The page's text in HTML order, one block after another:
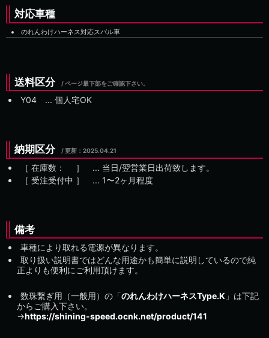
対応車種
のれんわけハーネス対応スバル車
送料区分 / ページ最下部をご確認下さい。
Y04 ... 個人宅OK
納期区分 / 更新：
［ 在庫数： ］ ... 当日/翌営業日出荷致します。
［ 受注受付中 ］ ...
備考
車種により取れる電源が異なります。
取り扱い説明書ではどんな用途かも簡単に説明しているので純
正よりも便利にご利用頂けます。
数珠繋ぎ用（一般用）の「のれんわけハーネスType.K 」は下記
からご購入下さい。
→https://shining-speed.ocnk.net/product/141